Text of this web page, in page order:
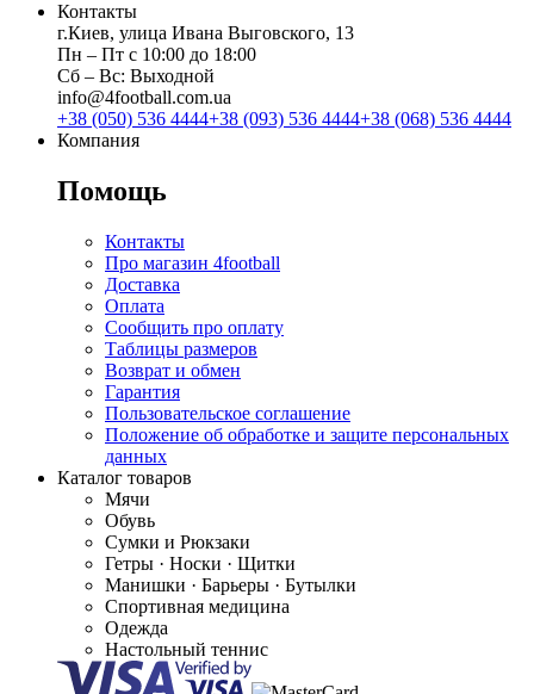
Контакты
г.Киев, улица Ивана Выговского, 13
Пн ‒ Пт с 10:00 до 18:00
Сб ‒ Вс: Выходной
info@4football.com.ua
+38 (050) 536 4444+38 (093) 536 4444+38 (068) 536 4444
Компания
Помощь
Контакты
Про магазин 4football
Доставка
Оплата
Сообщить про оплату
Таблицы размеров
Возврат и обмен
Гарантия
Пользовательское соглашение
Положение об обработке и защите персональных
данных
Каталог товаров
Мячи
Обувь
Сумки и Рюкзаки
Гетры · Носки · Щитки
Манишки · Барьеры · Бутылки
Спортивная медицина
Одежда
Настольный теннис